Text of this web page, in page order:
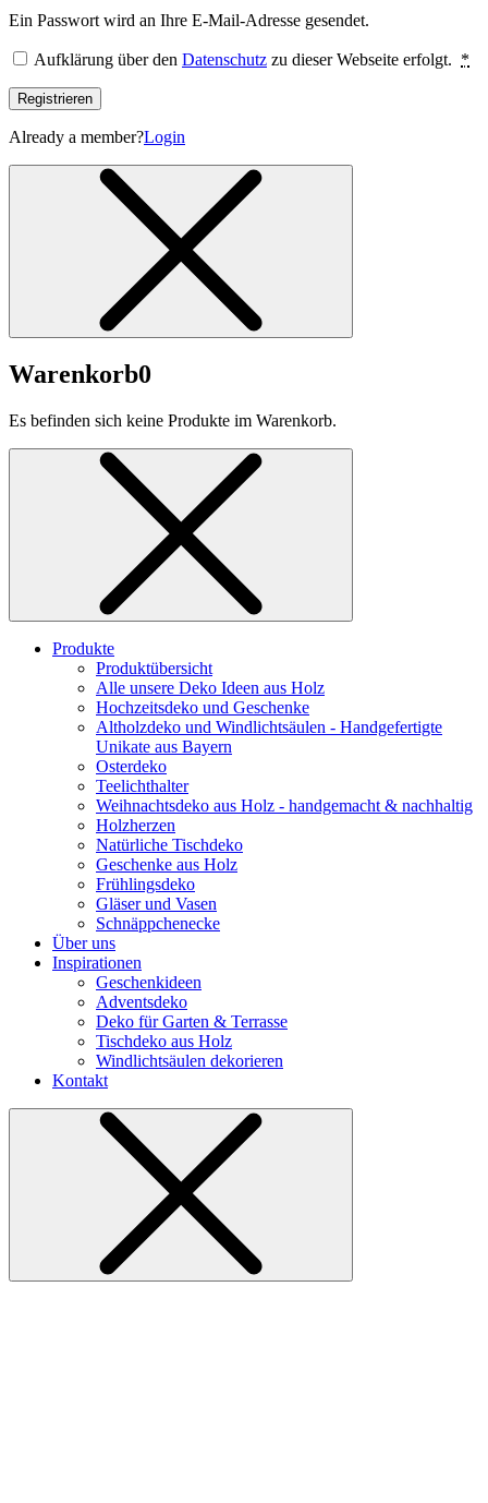
Ein Passwort wird an Ihre E-Mail-Adresse gesendet.
Aufklärung über den Datenschutz zu dieser Webseite erfolgt. *
Registrieren
Already a member?Login
Warenkorb0
Es befinden sich keine Produkte im Warenkorb.
Produkte
Produktübersicht
Alle unsere Deko Ideen aus Holz
Hochzeitsdeko und Geschenke
Altholzdeko und Windlichtsäulen - Handgefertigte
Unikate aus Bayern
Osterdeko
Teelichthalter
Weihnachts­deko aus Holz - handgemacht & nachhaltig
Holzherzen
Natürliche Tischdeko
Geschenke aus Holz
Frühlingsdeko
Gläser und Vasen
Schnäppchenecke
Über uns
Inspirationen
Geschenkideen
Adventsdeko
Deko für Garten & Terrasse
Tischdeko aus Holz
Windlichtsäulen dekorieren
Kontakt